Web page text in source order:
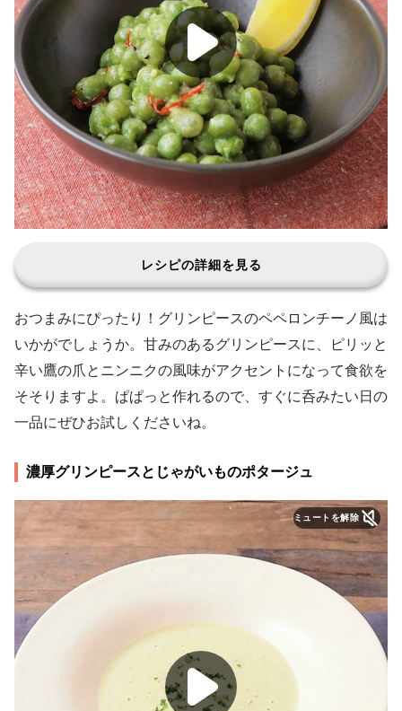
レシピの詳細を見る
おつまみにぴったり！グリンピースのペペロンチーノ風は
いかがでしょうか。甘みのあるグリンピースに、ピリッと
辛い鷹の爪とニンニクの風味がアクセントになって食欲を
そそりますよ。ぱぱっと作れるので、すぐに呑みたい日の
一品にぜひお試しくださいね。
濃厚グリンピースとじゃがいものポタージュ
ミュートを解除